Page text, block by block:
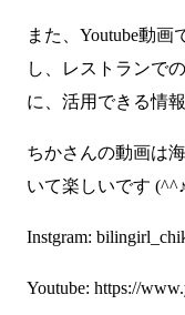
また、Youtube動
し、レストランで
に、活用できる情
ちかさんの動画は
いて楽しいです (^^♪
Instgram:
Youtube: https://